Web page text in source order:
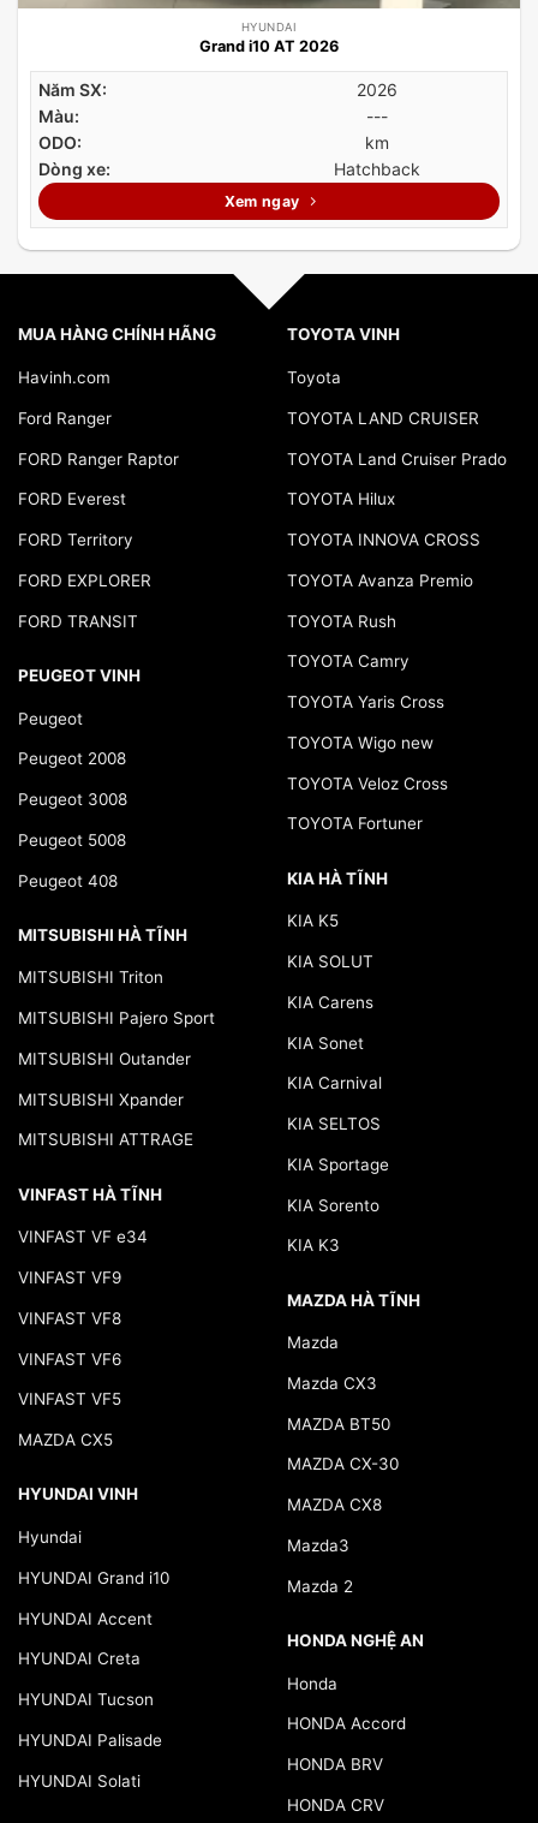
HYUNDAI
Grand i10 AT 2026
Năm SX:
2026
Màu:
---
ODO:
km
Dòng xe:
Hatchback
Xem ngay
MUA HÀNG CHÍNH HÃNG
Havinh.com
Ford Ranger
FORD Ranger Raptor
FORD Everest
FORD Territory
FORD EXPLORER
FORD TRANSIT
PEUGEOT VINH
Peugeot
Peugeot 2008
Peugeot 3008
Peugeot 5008
Peugeot 408
MITSUBISHI HÀ TĨNH
MITSUBISHI Triton
MITSUBISHI Pajero Sport
MITSUBISHI Outander
MITSUBISHI Xpander
MITSUBISHI ATTRAGE
VINFAST HÀ TĨNH
VINFAST VF e34
VINFAST VF9
VINFAST VF8
VINFAST VF6
VINFAST VF5
MAZDA CX5
HYUNDAI VINH
Hyundai
HYUNDAI Grand i10
HYUNDAI Accent
HYUNDAI Creta
HYUNDAI Tucson
HYUNDAI Palisade
HYUNDAI Solati
TOYOTA VINH
Toyota
TOYOTA LAND CRUISER
TOYOTA Land Cruiser Prado
TOYOTA Hilux
TOYOTA INNOVA CROSS
TOYOTA Avanza Premio
TOYOTA Rush
TOYOTA Camry
TOYOTA Yaris Cross
TOYOTA Wigo new
TOYOTA Veloz Cross
TOYOTA Fortuner
KIA HÀ TĨNH
KIA K5
KIA SOLUT
KIA Carens
KIA Sonet
KIA Carnival
KIA SELTOS
KIA Sportage
KIA Sorento
KIA K3
MAZDA HÀ TĨNH
Mazda
Mazda CX3
MAZDA BT50
MAZDA CX-30
MAZDA CX8
Mazda3
Mazda 2
HONDA NGHỆ AN
Honda
HONDA Accord
HONDA BRV
HONDA CRV